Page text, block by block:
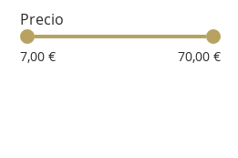
Precio
7,00 € 70,00 €